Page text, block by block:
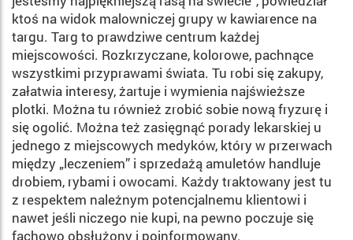
ktoś na widok malowniczej grupy w kawiarence na
targu. Targ to prawdziwe cen­trum każdej
miejscowości. Rozkrzyczane, kolorowe, pachnące
wszystkimi przyprawami świata. Tu robi się zakupy,
załatwia inte­resy, żartuje i wymienia najśwież­sze
plotki. Można tu również zro­bić sobie nową fryzurę i
się ogolić. Można też zasięgnąć porady le­karskiej u
jednego z miejscowych medyków, który w przerwach
między „leczeniem” i sprzedażą amuletów handluje
drobiem, ry­bami i owocami. Każdy traktowa­ny jest tu
z respektem należnym potencjalnemu klientowi i
nawet jeśli niczego nie kupi, na pewno poczuje się
fachowo obsłużony i poinformowany.